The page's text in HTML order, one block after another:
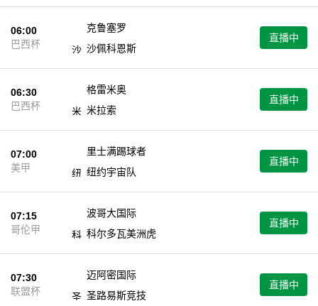
06:00
巴西杯
克鲁塞罗
沙佩科恩斯
直播中
06:30
巴西杯
格雷米奥
米拉索
直播中
07:00
美甲
里士满踢球者
纽约宇宙队
直播中
07:15
哥伦甲
波哥大国际
科尔多瓦美洲虎
直播中
07:30
联盟杯
迈阿密国际
圣路易斯竞技
直播中